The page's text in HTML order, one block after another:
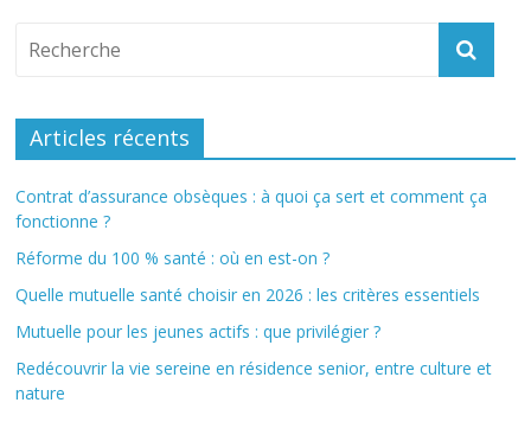
Articles récents
Contrat d’assurance obsèques : à quoi ça sert et comment ça
fonctionne ?
Réforme du 100 % santé : où en est-on ?
Quelle mutuelle santé choisir en 2026 : les critères essentiels
Mutuelle pour les jeunes actifs : que privilégier ?
Redécouvrir la vie sereine en résidence senior, entre culture et
nature